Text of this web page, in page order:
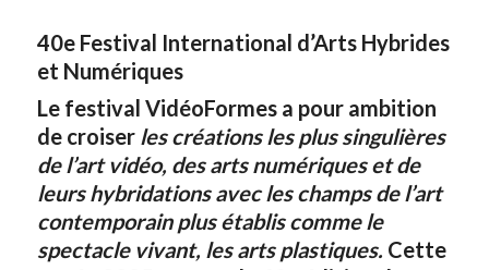
40e Festival International d’Arts Hybrides
et Numériques
Le festival VidéoFormes a pour ambition
de croiser les créations les plus singulières
de l’art vidéo, des arts numériques et de
leurs hybridations avec les champs de l’art
contemporain plus établis comme le
spectacle vivant, les arts plastiques. Cette